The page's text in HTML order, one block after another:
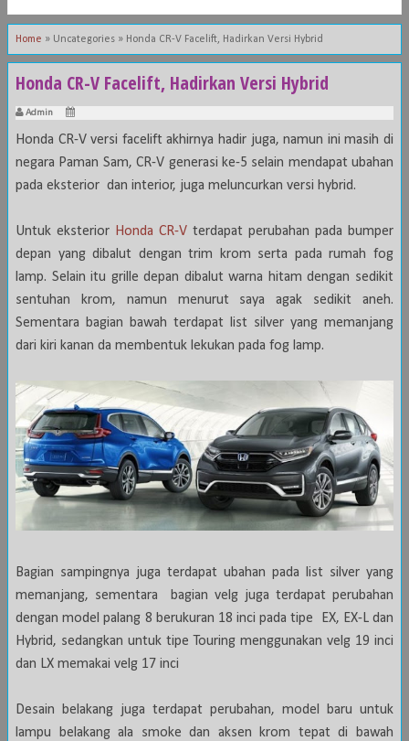
Home » Uncategories » Honda CR-V Facelift, Hadirkan Versi Hybrid
Honda CR-V Facelift, Hadirkan Versi Hybrid
Admin
Honda CR-V versi facelift akhirnya hadir juga, namun ini masih di
negara Paman Sam, CR-V generasi ke-5 selain mendapat ubahan
pada eksterior dan interior, juga meluncurkan versi hybrid.
Untuk eksterior Honda CR-V terdapat perubahan pada bumper
depan yang dibalut dengan trim krom serta pada rumah fog
lamp. Selain itu grille depan dibalut warna hitam dengan sedikit
sentuhan krom, namun menurut saya agak sedikit aneh.
Sementara bagian bawah terdapat list silver yang memanjang
dari kiri kanan da membentuk lekukan pada fog lamp.
Bagian sampingnya juga terdapat ubahan pada list silver yang
memanjang, sementara bagian velg juga terdapat perubahan
dengan model palang 8 berukuran 18 inci pada tipe EX, EX-L dan
Hybrid, sedangkan untuk tipe Touring menggunakan velg 19 inci
dan LX memakai velg 17 inci
Desain belakang juga terdapat perubahan, model baru untuk
lampu belakang ala smoke dan aksen krom tepat di bawah